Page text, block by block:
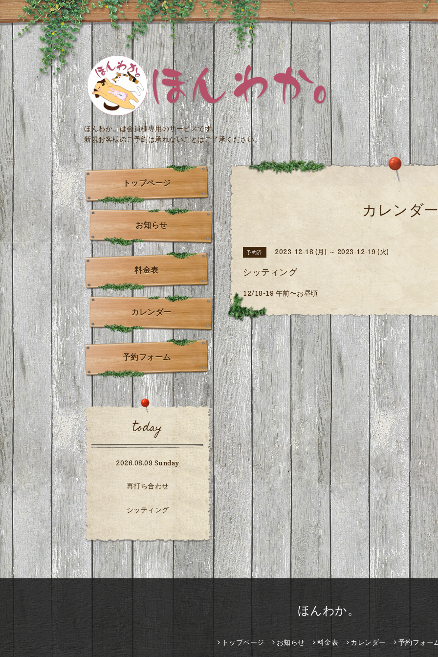
ほんわか。は会員様専用のサービスです。
新規お客様のご予約は承れないことはご了承ください。
カレンダ
予約済 2023-12-18 (月) ～ 2023-12-19 (火)
シッティング
12/18-19 午前〜お昼頃
トップページ
お知らせ
料金表
カレンダー
予約フォーム
today
2026.08.09 Sunday
再打ち合わせ
シッティング
ほんわか。
トップページ お知らせ 料金表 カレンダー 予約フォー